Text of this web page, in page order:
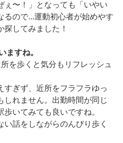
ぇ〜！」となっても「いやい
るので...運動初心者が始めやす
してみました！
ますね。
を歩くと気分もリフレッシュ
すぎず、近所をフラフラゆっ
しれません。出勤時間が同じ
いてみても良いですね。
話をしながらのんびり歩く